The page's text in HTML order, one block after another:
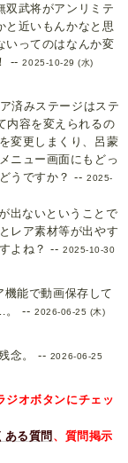
双武将がアンリミテ
と近いもんかなと思
いってのはなんか変
--2025-10-29 (水)
済みステージはステ
内容を変えられるの
変更しまくり、呂蒙
ニュー画面にもどっ
うですか？ --2025-
出ないということで
レア素材等が出やす
よね？ -- 2025-10-30
能で動画保存して
。 -- 2026-06-25 (木)
念。 -- 2026-06-25
ジオボタンにチェッ
ある質問、質問掲示